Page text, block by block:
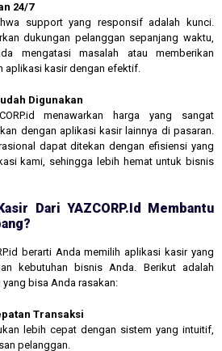
24/7
support yang responsif adalah kunci.
dukungan pelanggan sepanjang waktu,
mengatasi masalah atau memberikan
aplikasi kasir dengan efektif.
Digunakan
menawarkan harga yang sangat
dengan aplikasi kasir lainnya di pasaran.
dapat ditekan dengan efisiensi yang
kami, sehingga lebih hemat untuk bisnis
Dari YAZCORP.id Membantu
berarti Anda memilih aplikasi kasir yang
kebutuhan bisnis Anda. Berikut adalah
bisa Anda rasakan:
Transaksi
lebih cepat dengan sistem yang intuitif,
pelanggan.